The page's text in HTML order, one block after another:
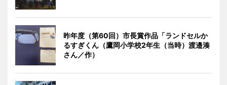
昨年度（第60回）市長賞作品「ランドセルか
るすぎくん（鷹岡小学校2年生（当時）渡邉湊
さん／作）